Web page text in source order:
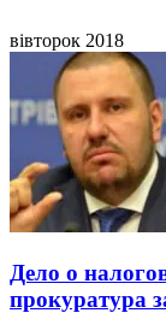
вівторок 2018
Дело о
прокуратура